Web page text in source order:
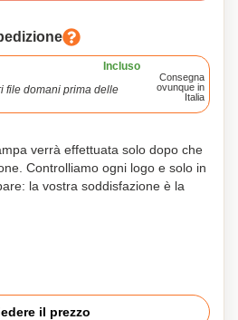
Incluso
file domani prima delle
Consegna
ovunque in
Italia
verrà effettuata solo dopo che
Controlliamo ogni logo e solo in
la vostra soddisfazione è la
il prezzo